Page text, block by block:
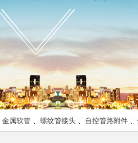
金属软管 、 螺纹管接头 、 自控管路附件 、